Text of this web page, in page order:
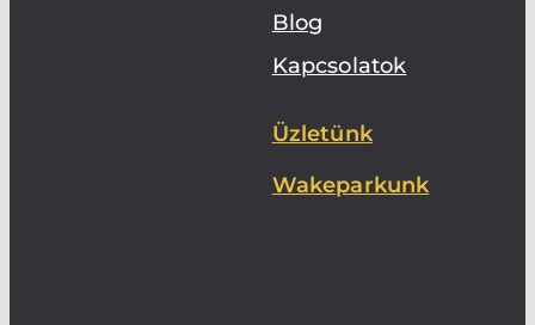
Blog
Kapcsolatok
Üzletünk
Wakeparkunk